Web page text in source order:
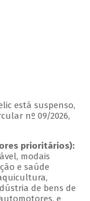
está suspenso,
nº 09/2026,
prioritários):
modais
e saúde
de bens de